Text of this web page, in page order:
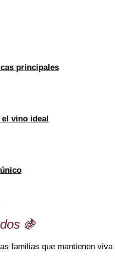
principales
vino ideal
🍇
familias que mantienen